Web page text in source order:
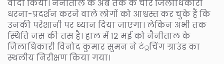
वादा किया। नैनीताल के अब तक के चार जिलाधिकारी
धरना-प्रदर्शन करने वाले लोगों को आश्वस्त कर चुके हैं कि
उनकी परेशानी पर ध्यान दिया जाएगा। लेकिन अभी तक
स्थिति जस की तस है। हाल में १२ मई को नैनीताल के
जिलाधिकारी विनोद कुमार सुमन ने टं्रचिंग ग्राउंड का
स्थलीय निरीक्षण किया गया।